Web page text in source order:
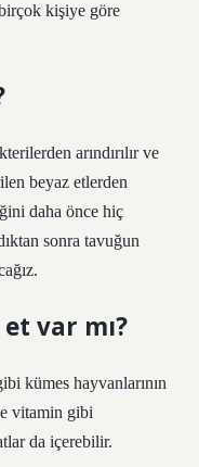
kişiye göre
arındırılır ve
beyaz etlerden
daha önce hiç
sonra tavuğun
var mı?
kümes hayvanlarının
vitamin gibi
da içerebilir.